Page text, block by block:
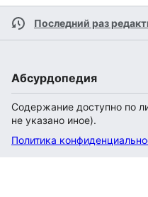
Абсурдопедия
Содержание доступно по
не указано иное).
Политика